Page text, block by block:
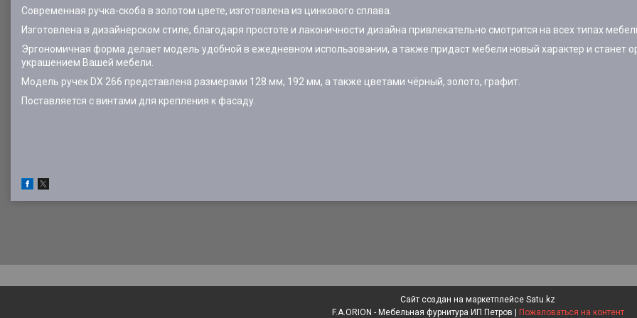
Современная ручка-скоба в золотом цвете, изготовлена из цинкового сплава.
Изготовлена в дизайнерском стиле, благодаря простоте и лаконичности дизайна привлекательно смотрится на всех типах
Эргономичная форма делает модель удобной в ежедневном использовании, а также придаст мебели новый характер и станет
украшением Вашей мебели.
Модель ручек DX 266 представлена размерами 128 мм, 192 мм, а также цветами чёрный, золото, графит.
Поставляется с винтами для крепления к фасаду.
Сайт создан на маркетплейсе Satu.kz
Пожаловаться на контент